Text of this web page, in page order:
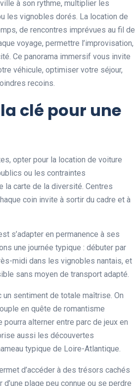
à son rythme, multiplier les
les vignobles dorés. La location de
de rencontres imprévues au fil de
voyage, permettre l’improvisation,
Ce panorama immersif vous invite
véhicule, optimiser votre séjour,
recoins.
clé pour une
opter pour la location de voiture
ou les contraintes
la carte de la diversité. Centres
coin invite à sortir du cadre et à
s’adapter en permanence à ses
une journée typique : débuter par
midi dans les vignobles nantais, et
sans moyen de transport adapté.
un sentiment de totale maîtrise. On
en quête de romantisme
alterner entre parc de jeux en
aussi les découvertes
typique de Loire-Atlantique.
d’accéder à des trésors cachés
plage peu connue ou se perdre